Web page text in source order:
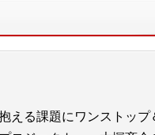
える課題にワンストッ